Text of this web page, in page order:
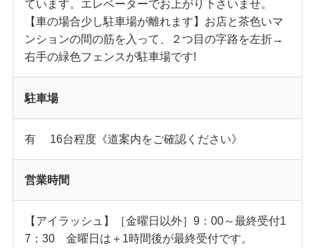
ています。エレベーターでお上がり下さいませ。
【車の場合少し駐車場が離れます】お店と茶色いマ
ンションの間の筋を入って、２つ目の字路を左折→
右手の緑色フェンスが駐車場です!
駐車場
有 16台程度《道案内をご確認ください》
営業時間
【アイラッシュ】［金曜日以外］9：00～最終受付1
7：30 金曜日は＋1時間後が最終受付です。